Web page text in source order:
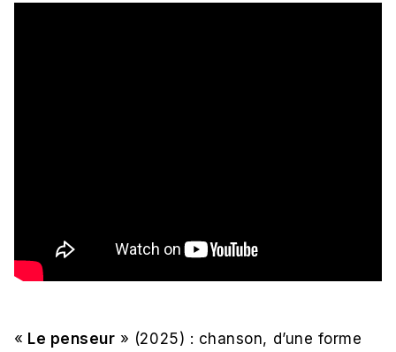
« Le penseur » (2025) : chanson, d’une forme